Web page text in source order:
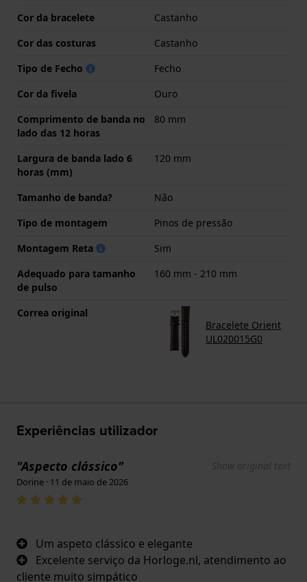
Cor da bracelete
Castanho
Cor das costuras
Castanho
Tipo de Fecho
Fecho
Cor da fivela
Ouro
Comprimento de banda no
lado das 12 horas
80 mm
Largura de banda lado 6
horas (mm)
120 mm
Tamanho de banda?
Não
Tipo de montagem
Pinos de pressão
Montagem Reta
Sim
Adequado para tamanho
de pulso
160 mm - 210 mm
Correa original
Bracelete Orient
UL020015G0
Experiências utilizador
"Aspecto clássico" Show original text
Dorine · 11 de maio de 2026
Um aspeto clássico e elegante
Excelente serviço da Horloge.nl, atendimento ao
cliente muito simpático